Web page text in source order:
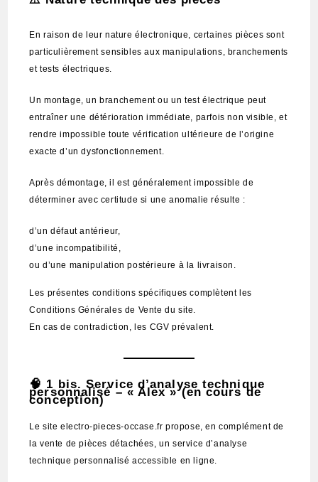
En raison de leur nature électronique, certaines pièces sont
particulièrement sensibles aux manipulations, branchements
et tests électriques.
Un montage, un branchement ou un test électrique peut
entraîner une détérioration immédiate, parfois non visible, et
rendre impossible toute vérification ultérieure de l’origine
exacte d’un dysfonctionnement.
Après démontage, il est généralement impossible de
déterminer avec certitude si une anomalie résulte :
d’un défaut antérieur,
d’une incompatibilité,
ou d’une manipulation postérieure à la livraison.
Les présentes conditions spécifiques complètent les
Conditions Générales de Vente du site.
En cas de contradiction, les CGV prévalent.
🧠 1 bis. Service d’analyse technique
personnalisé – « Alex » (en cours de
conception)
Le site electro-pieces-occase.fr propose, en complément de
la vente de pièces détachées, un service d’analyse
technique personnalisé accessible en ligne.